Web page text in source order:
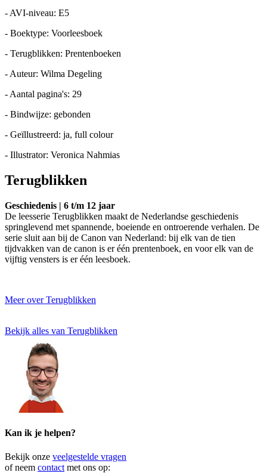
- AVI-niveau: E5
- Boektype: Voorleesboek
- Terugblikken: Prentenboeken
- Auteur: Wilma Degeling
- Aantal pagina's: 29
- Bindwijze: gebonden
- Geïllustreerd: ja, full colour
- Illustrator: Veronica Nahmias
Terugblikken
Geschiedenis | 6 t/m 12 jaar
De leesserie Terugblikken maakt de Nederlandse geschiedenis
springlevend met spannende, boeiende en ontroerende verhalen. De
serie sluit aan bij de Canon van Nederland: bij elk van de tien
tijdvakken van de canon is er één prentenboek, en voor elk van de
vijftig vensters is er één leesboek.
Meer over Terugblikken
Bekijk alles van Terugblikken
Kan ik je helpen?
Bekijk onze veelgestelde vragen
of neem contact met ons op: